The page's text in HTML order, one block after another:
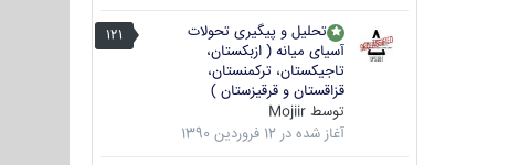
121
تحلیل و پیگیری تحولات
آسیای میانه ( ازبکستان،
تاجیکستان، ترکمنستان،
قزاقستان و قرقیزستان )
توسط Mojiir
آغاز شده در 12 فروردین 1390